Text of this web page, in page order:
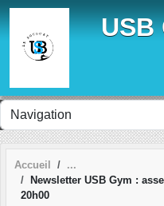
USB
Accueil
Newsletter USB Gym :
20h00
Panneau de gestion des